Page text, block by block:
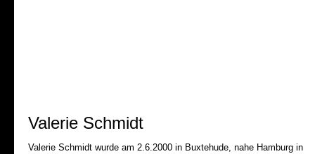
Valerie Schmidt
Valerie Schmidt wurde am 2.6.2000 in Buxtehude, nahe Hamburg in